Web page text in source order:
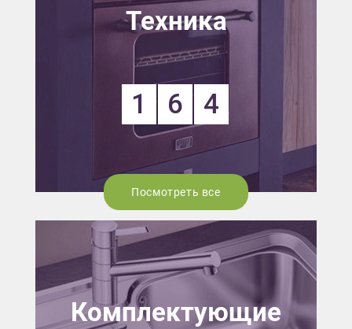
Техника
1 6 4
Посмотреть все
Комплектующие